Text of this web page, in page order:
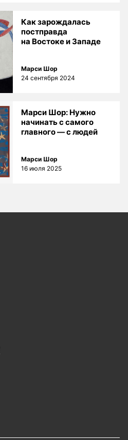
Как зарождалась
постправда
на Востоке и Западе
Марси Шор
24 сентября 2024
Марси Шор: Нужно
начинать с самого
главного — с людей
Марси Шор
16 июля 2025